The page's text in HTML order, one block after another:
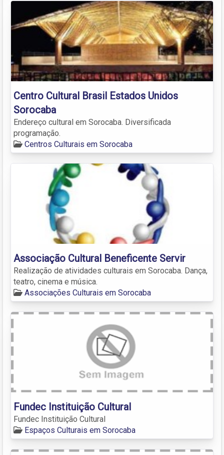
Centro Cultural Brasil Estados Unidos
Sorocaba
Endereço cultural em Sorocaba. Diversificada
programação.
Centros Culturais em Sorocaba
Associação Cultural Beneficente Servir
Realização de atividades culturais em Sorocaba. Dança,
teatro, cinema e música.
Associações Culturais em Sorocaba
Fundec Instituição Cultural
Fundec Instituição Cultural
Espaços Culturais em Sorocaba